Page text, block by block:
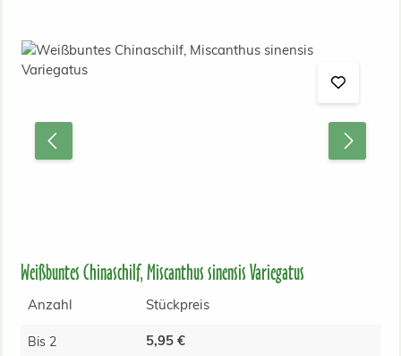
Bildergalerie überspringen
Weißbuntes Chinaschilf, Miscanthus sinensis Variegatus
Anzahl Stückpreis
Bis 2 5,95 €